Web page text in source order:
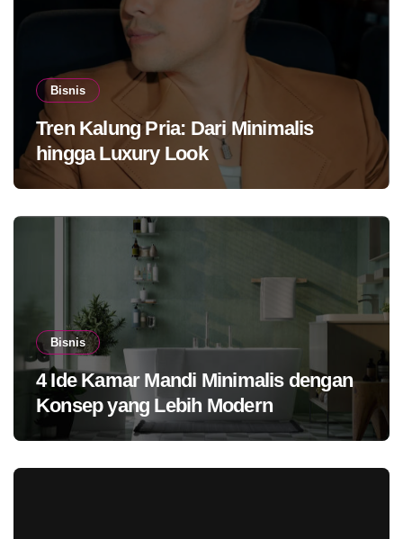
Bisnis
Tren Kalung Pria: Dari Minimalis
hingga Luxury Look
Bisnis
4 Ide Kamar Mandi Minimalis dengan
Konsep yang Lebih Modern